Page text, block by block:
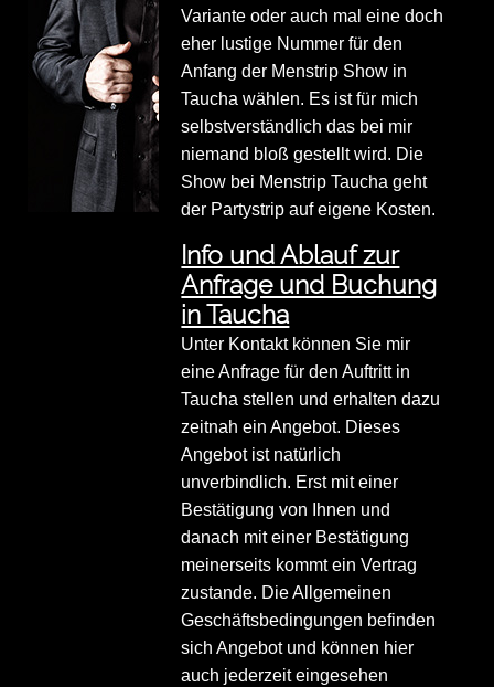
Variante oder auch mal eine doch
eher lustige Nummer für den
Anfang der Menstrip Show in
Taucha wählen. Es ist für mich
selbstverständlich das bei mir
niemand bloß gestellt wird. Die
Show bei Menstrip Taucha geht
der Partystrip auf eigene Kosten.
Info und Ablauf zur
Anfrage und Buchung
in Taucha
Unter Kontakt können Sie mir
eine Anfrage für den Auftritt in
Taucha stellen und erhalten dazu
zeitnah ein Angebot. Dieses
Angebot ist natürlich
unverbindlich. Erst mit einer
Bestätigung von Ihnen und
danach mit einer Bestätigung
meinerseits kommt ein Vertrag
zustande. Die Allgemeinen
Geschäftsbedingungen befinden
sich Angebot und können hier
auch jederzeit eingesehen